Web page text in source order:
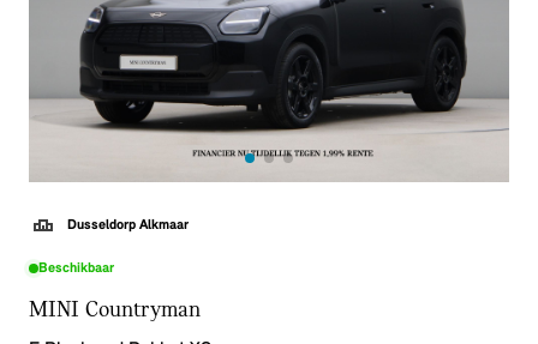
Dusseldorp Alkmaar
Beschikbaar
MINI Countryman